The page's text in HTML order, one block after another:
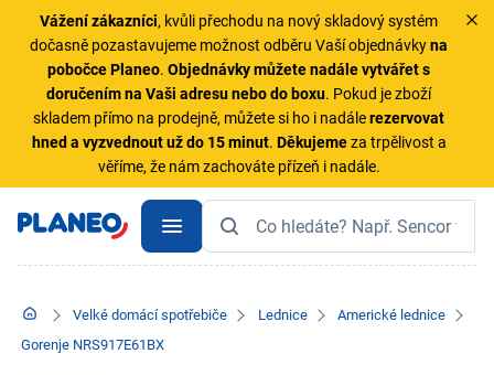
Vážení zákazníci, kvůli přechodu na nový skladový systém
dočasně pozastavujeme možnost odběru Vaší objednávkyna
pobočce Planeo.Objednávky můžete nadále vytvářet s
doručením na Vaši adresu nebo do boxu. Pokud je zboží
skladem přímo na prodejně, můžete si ho i nadálerezervovat
hned a vyzvednout už do 15 minut. Děkujemeza trpělivost a
věříme, že nám zachováte přízeň i nadále.
Velké domácí spotřebiče Lednice
Americké lednice
Gorenje NRS917E61BX